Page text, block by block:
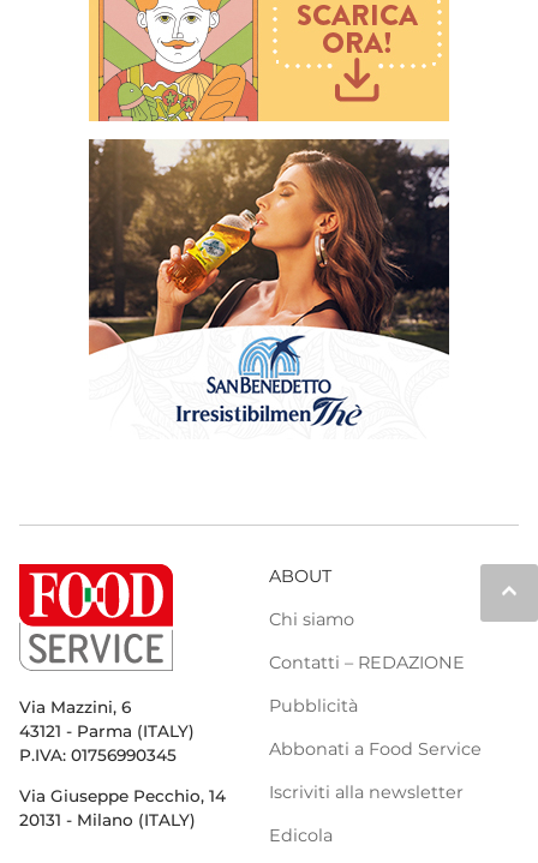
keyboard_arrow_up
Via Mazzini, 6
43121 - Parma (ITALY)
P.IVA: 01756990345
Via Giuseppe Pecchio, 14
20131 - Milano (ITALY)
ABOUT
Chi siamo
Contatti – REDAZIONE
Pubblicità
Abbonati a Food Service
Iscriviti alla newsletter
Edicola